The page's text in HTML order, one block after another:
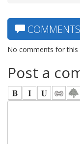
COMMENTS
No comments for this
Post a